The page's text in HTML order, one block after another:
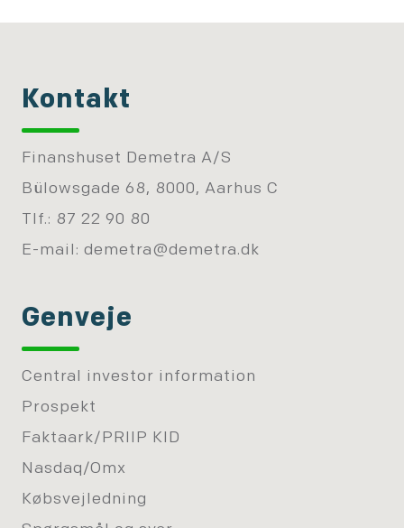
Kontakt
Finanshuset Demetra A/S
Bülowsgade 68, 8000, Aarhus C
Tlf.: 87 22 90 80
E-mail: demetra@demetra.dk
Genveje
Central investor information
Prospekt
Faktaark/PRIIP KID
Nasdaq/Omx
Købsvejledning